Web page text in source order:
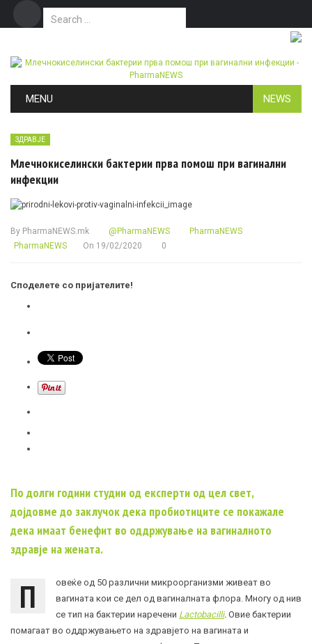
Search for:
MENU NEWS
ЗДРАВЈЕ
Млечнокиселински бактерии прва помош при вагинални
инфекции
By PharmaNEWS.mk @PharmaNEWS
PharmaNEWS
PharmaNEWS
On 19/02/2020 0
Споделете со пријателите!
По долги години студии од експерти од цел свет,
дојдовме до заклучок дека пробиотиците се покажале
дека имаат бенефит во оддржување на вагиналното
здравје на жената.
П овеќе од 50 различни микроорганизми живеат во
вагината кои се дел од вагиналната флора. Многу од нив
се тип на бактерии наречени Lactobacilli. Овие бактерии
помагаат во оддржувањето на здравјето на вагината и